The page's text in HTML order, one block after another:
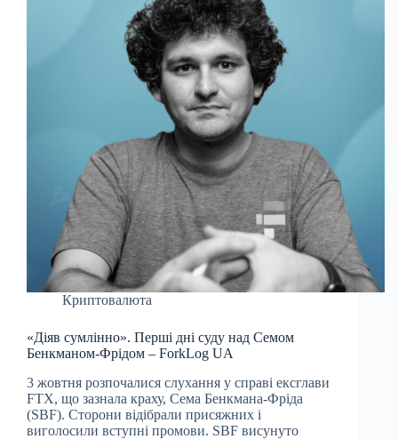
Криптовалюта
«Діяв сумлінно». Перші дні суду над Семом
Бенкманом-Фрідом – ForkLog UA
3 жовтня розпочалися слухання у справі ексглави
FTX, що зазнала краху, Сема Бенкмана-Фріда
(SBF). Сторони відібрали присяжних і
виголосили вступні промови. SBF висунуто